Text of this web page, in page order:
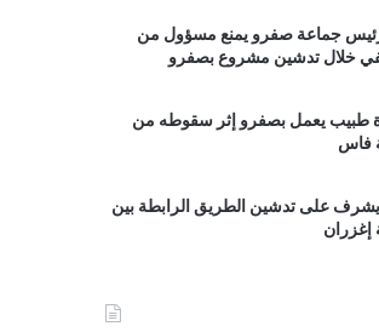
: رئيس جماعة صفرو يمنع مسؤول من
خلال تدشين مشروع بصفرو
طبيب يعمل بصفرو إثر سقوطه من
فاس
على تدشين الطريق الرابطة بين
إغزران